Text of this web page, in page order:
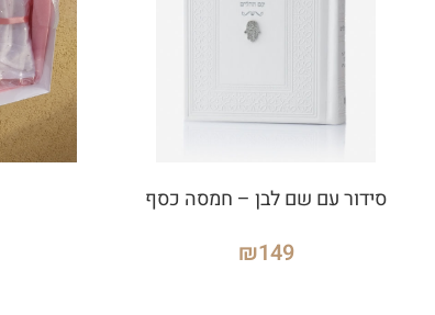
סידור עם שם לבן – חמסה כסף
₪149